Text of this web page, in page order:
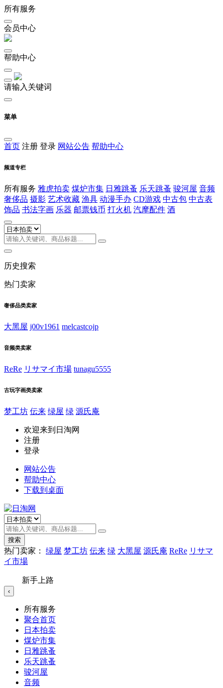
所有服务
会员中心
帮助中心
请输入关键词
菜单
首页 注册 登录 网站公告 帮助中心
频道专栏
所有服务 雅虎拍卖 煤炉市集 日雅跳蚤 乐天跳蚤 骏河屋 音频
奢侈品 摄影 艺术收藏 渔具 动漫手办 CD游戏 中古包 中古表
饰品 书法字画 乐器 邮票钱币 打火机 汽摩配件 酒
历史搜索
热门卖家
奢侈品类卖家
大黑屋 j00v1961 melcastcojp
音频类卖家
ReRe リサマイ市場 tunagu5555
古玩字画类卖家
梦工坊 伝来 绿屋 绿 源氏庵
欢迎来到日淘网
注册
登录
网站公告
帮助中心
下载到桌面
搜索
热门卖家： 绿屋 梦工坊 伝来 绿 大黑屋 源氏庵 ReRe リサマ
イ市場
新手上路
‹
所有服务
聚合首页
日本拍卖
煤炉市集
日雅跳蚤
乐天跳蚤
骏河屋
音频